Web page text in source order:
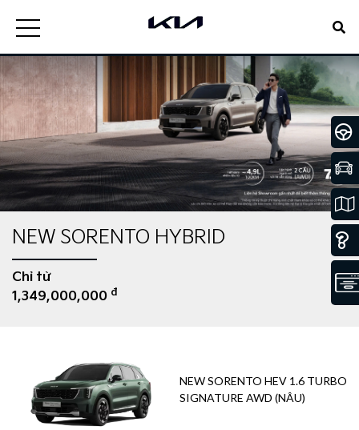
NEW SORENTO HYBRID
Chỉ từ
1,349,000,000 đ
NEW SORENTO HEV 1.6 TURBO
SIGNATURE AWD (NÂU)